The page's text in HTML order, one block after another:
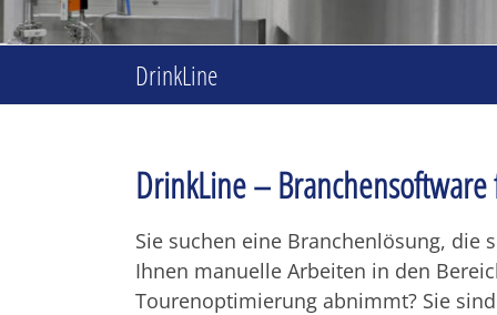
unserer
Branchensoftware
DrinkLine
DrinkLine –
Sie suchen eine Branchenlösung, die
Ihnen manuelle Arbeiten in den
Tourenoptimierung abnimmt? Sie